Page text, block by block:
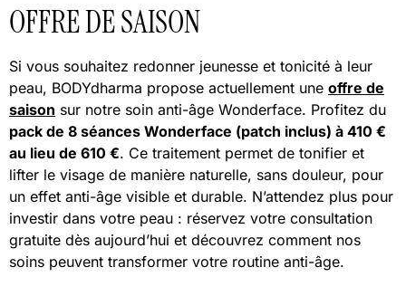
OFFRE DE SAISON
Si vous souhaitez redonner jeunesse et tonicité à leur
peau, BODYdharma propose actuellement une offre de
saison sur notre soin anti-âge Wonderface. Profitez du
pack de 8 séances Wonderface (patch inclus) à 410 €
au lieu de 610 €. Ce traitement permet de tonifier et
lifter le visage de manière naturelle, sans douleur, pour
un effet anti-âge visible et durable. N’attendez plus pour
investir dans votre peau : réservez votre consultation
gratuite dès aujourd’hui et découvrez comment nos
soins peuvent transformer votre routine anti-âge.